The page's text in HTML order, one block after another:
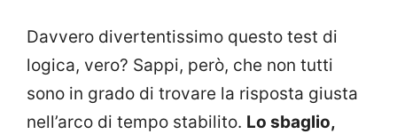
Davvero divertentissimo questo test di
logica, vero? Sappi, però, che non tutti
sono in grado di trovare la risposta giusta
nell’arco di tempo stabilito. Lo sbaglio,